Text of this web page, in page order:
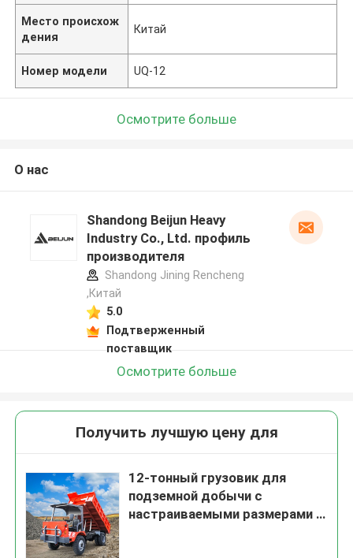
Место происхож
дения
Китай
Номер модели UQ-12
Осмотрите больше
О нас
Shandong Beijun Heavy
Industry Co., Ltd. профиль
производителя
Shandong Jining Rencheng
,Китай
5.0
Подтверженный
поставщик
Осмотрите больше
Получить лучшую цену для
12-тонный грузовик для
подземной добычи с
настраиваемыми размерами и